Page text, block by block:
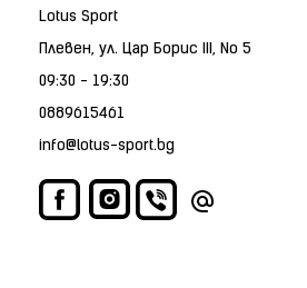
Lotus Sport
Плевен, ул. Цар Борис III, No 5
09:30 - 19:30
0889615461
info@lotus-sport.bg